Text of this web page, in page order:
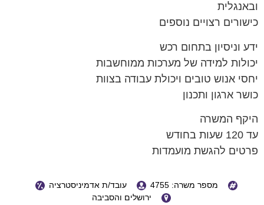
ובאנגלית
כישורים רצויים נוספים
ידע וניסיון בתחום רכש
יכולות למידה של מערכות ממוחשבות
יחסי אנוש טובים ויכולת עבודה בצוות
כושר ארגון ותכנון
היקף המשרה
עד 120 שעות בחודש
פרטים להגשת מועמדות
מספר משרה: 4755
עובד/ת אדמיניסטרציה
ירושלים והסביבה